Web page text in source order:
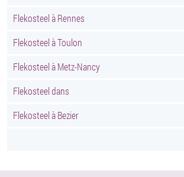
Flekosteel à Rennes
Flekosteel à Toulon
Flekosteel à Metz-Nancy
Flekosteel dans
Flekosteel à Bezier